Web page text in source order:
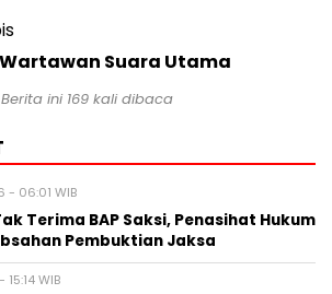
Suara Utama
Berita ini 169kali dibaca
- 06:01 WIB
Terima BAP Saksi, Penasihat Hukum
Pembuktian Jaksa
WIB